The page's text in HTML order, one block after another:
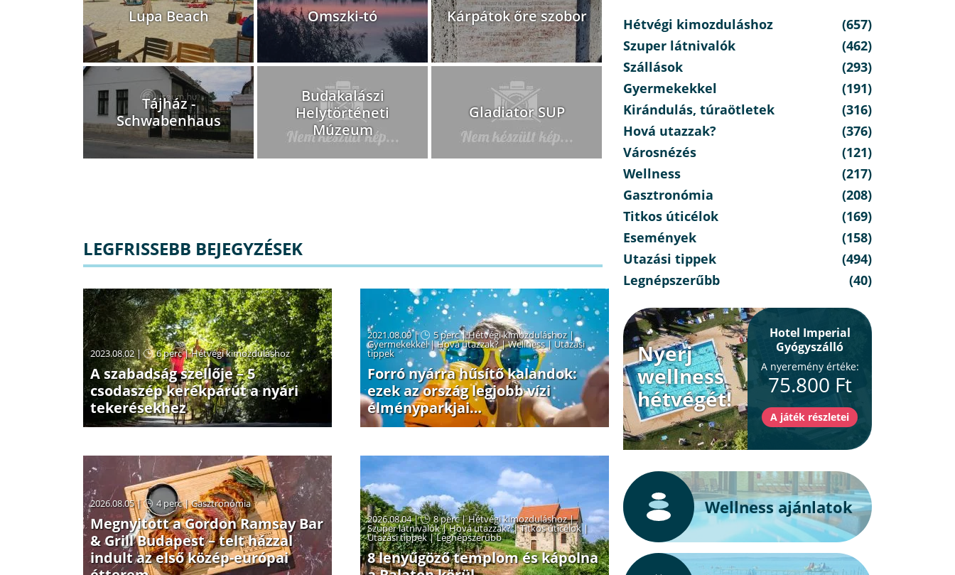
Lupa Beach Omszki-tó Kárpátok őre szobor
Tájház -
Schwabenhaus
Budakalászi
Helytörténeti
Múzeum
Gladiator SUP
LEGFRISSEBB BEJEGYZÉSEK
2023.08.02 | 6 perc|Hétvégi kimozduláshoz
A szabadság szellője – 5
csodaszép kerékpárút a nyári
tekerésekhez
2021.08.09 | 5 perc|Hétvégi kimozduláshoz|
Gyermekekkel|Hová utazzak?|Wellness|Utazási
tippek
Forró nyárra hűsítő kalandok:
ezek az ország legjobb vízi
élményparkjai…
2026.08.05 | 4 perc|Gasztronómia
Megnyitott a Gordon Ramsay Bar
& Grill Budapest – telt házzal
indult az első közép-európai
2026.08.04 | 8 perc|Hétvégi kimozduláshoz|
Szuper látnivalók|Hová utazzak?|Titkos úticélok|
Utazási tippek|Legnépszerűbb
8 lenyűgöző templom és kápolna
Hétvégi kimozduláshoz
(657)
Szuper látnivalók
(462)
Szállások
(293)
Gyermekekkel
(191)
Kirándulás, túraötletek
(316)
Hová utazzak?
(376)
Városnézés
(121)
Wellness
(217)
Gasztronómia
(208)
Titkos úticélok
(169)
Események
(158)
Utazási tippek
(494)
Legnépszerűbb
(40)
Nyerj
wellness
hétvégét!
Hotel Imperial
Gyógyszálló
A nyeremény értéke:
75.800 Ft
Wellness ajánlatok